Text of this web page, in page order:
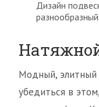
Дизайн
разнообразный.
Модный, элитный
убедиться в